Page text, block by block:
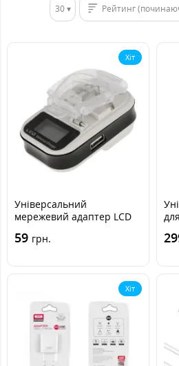
30 Рейтинг
Хіт
Універсальний
мережевий адаптер LCD
59 грн.
Хіт